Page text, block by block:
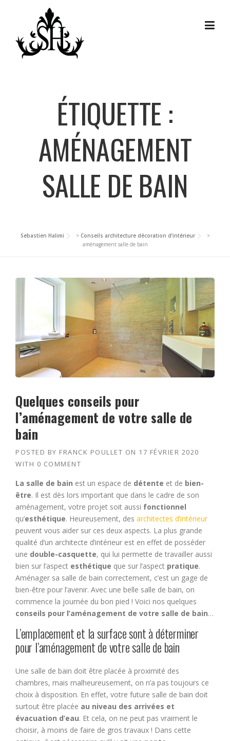
ÉTIQUETTE :
AMÉNAGEMENT
SALLE DE BAIN
Sebastien Halimi > Conseils architecture décoration d’intérieur
>
aménagement salle de bain
Quelques conseils pour
l’aménagement de votre salle de
bain
POSTED BY FRANCK POULLET ON 17 FÉVRIER 2020
WITH 0 COMMENT
La salle de bain est un espace de détente et de bien-
être. Il est dès lors important que dans le cadre de son
aménagement, votre projet soit aussi fonctionnel
qu’esthétique. Heureusement, des architectes d’intérieur
peuvent vous aider sur ces deux aspects. La plus grande
qualité d’un architecte d’intérieur est en effet de posséder
une double-casquette, qui lui permette de travailler aussi
bien sur l’aspect esthétique que sur l’aspect pratique.
Aménager sa salle de bain correctement, c’est un gage de
bien-être pour l’avenir. Avec une belle salle de bain, on
commence la journée du bon pied ! Voici nos quelques
conseils pour l’aménagement de votre salle de bain…
L’emplacement et la surface sont à déterminer
pour l’aménagement de votre salle de bain
Une salle de bain doit être placée à proximité des
chambres, mais malheureusement, on n’a pas toujours ce
choix à disposition. En effet, votre future salle de bain doit
surtout être placée au niveau des arrivées et
évacuation d’eau. Et cela, on ne peut pas vraiment le
choisir, à moins de faire de gros travaux ! Dans cette